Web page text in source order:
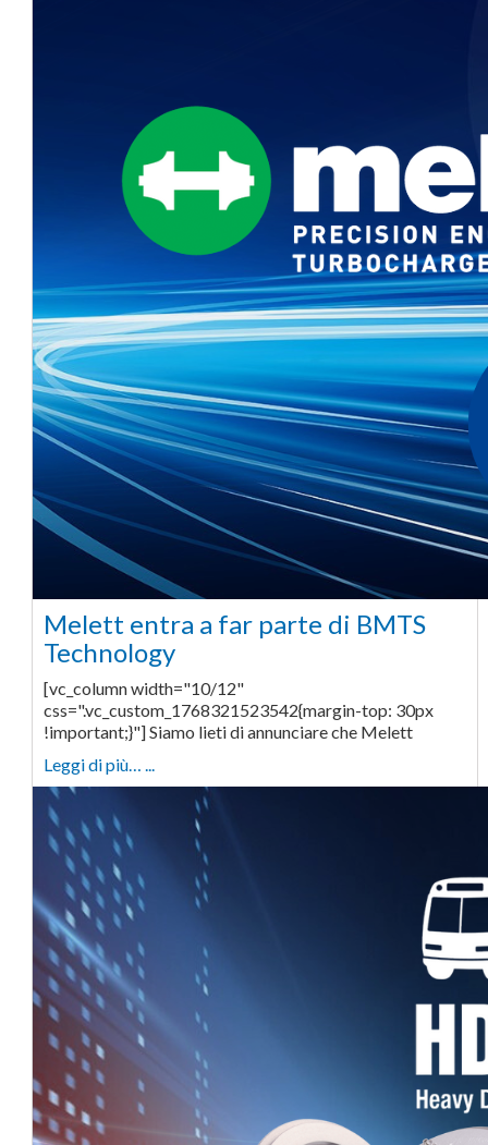
Melett entra a far parte di BMTS
Technology
[vc_column width="10/12"
css=".vc_custom_1768321523542{margin-top: 30px
!important;}"] Siamo lieti di annunciare che Melett
Leggi di più… ...